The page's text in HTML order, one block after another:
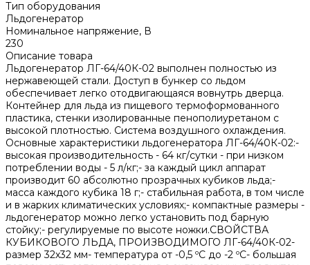
Тип оборудования
Льдогенератор
Номинальное напряжение, В
230
Описание товара
Льдогенератор ЛГ-64/40К-02 выполнен полностью из
нержавеющей стали. Доступ в бункер со льдом
обеспечивает легко отодвигающаяся вовнутрь дверца.
Контейнер для льда из пищевого термоформованного
пластика, стенки изолированные пенополиуретаном с
высокой плотностью. Система воздушного охлаждения.
Основные характеристики льдогенератора ЛГ-64/40К-02:-
высокая производительность - 64 кг/сутки - при низком
потреблении воды - 5 л/кг;- за каждый цикл аппарат
производит 60 абсолютно прозрачных кубиков льда;-
масса каждого кубика 18 г;- стабильная работа, в том числе
и в жарких климатических условиях;- компактные размеры -
льдогенератор можно легко установить под барную
стойку;- регулируемые по высоте ножки.СВОЙСТВА
КУБИКОВОГО ЛЬДА, ПРОИЗВОДИМОГО ЛГ-64/40К-02-
размер 32х32 мм- температура от -0,5 ºС до -2 ºС- большая